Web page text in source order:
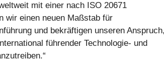
mit einer nach ISO 20671
wir einen neuen Maßstab für
und bekräftigen unseren Anspruch,
führender Technologie- und